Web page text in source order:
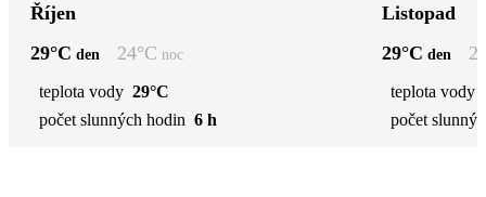
Říjen
29°C den 24°C noc
teplota vody 29°C
počet slunných hodin 6 h
Listopad
29°C den
teplota vody
počet